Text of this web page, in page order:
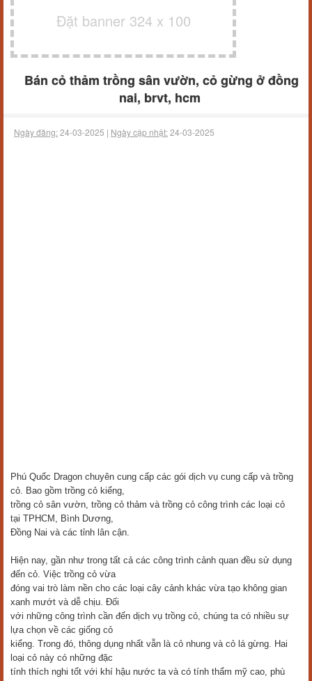
Đặt banner 324 x 100
Bán cỏ thảm trồng sân vườn, cỏ gừng ở đồng
nai, brvt, hcm
Ngày đăng:24-03-2025 | Ngày cập nhật:24-03-2025
Phú Quốc Dragon chuyên cung cấp các gói dịch vụ cung cấp và trồng
cỏ. Bao gồm trồng cỏ kiểng,
trồng cỏ sân vườn, trồng cỏ thảm và trồng cỏ công trình các loại cỏ
tại TPHCM, Bình Dương,
Đồng Nai và các tỉnh lân cận.
Hiện nay, gần như trong tất cả các công trình cảnh quan đều sử dụng
đến cỏ. Việc trồng cỏ vừa
đóng vai trò làm nền cho các loại cây cảnh khác vừa tạo không gian
xanh mướt và dễ chịu. Đối
với những công trình cần đến dịch vụ trồng cỏ, chúng ta có nhiều sự
lựa chọn về các giống cỏ
kiểng. Trong đó, thông dụng nhất vẫn là cỏ nhung và cỏ lá gừng. Hai
loại cỏ này có những đặc
tính thích nghi tốt với khí hậu nước ta và có tính thẩm mỹ cao, phù